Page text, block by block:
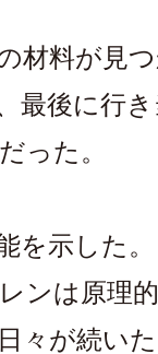
材料が見
最後に行
った。
を示した
ンは原理
々が続い